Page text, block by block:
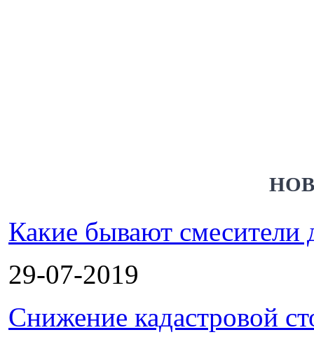
Какие бывают смесители
29-07-2019
Снижение кадастровой